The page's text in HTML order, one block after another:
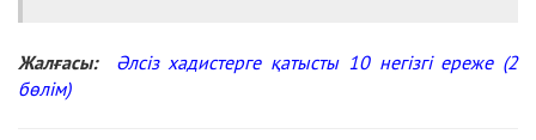
Жалғасы: Әлсіз хадистерге қатысты 10 негізгі ереже (2
бөлім)